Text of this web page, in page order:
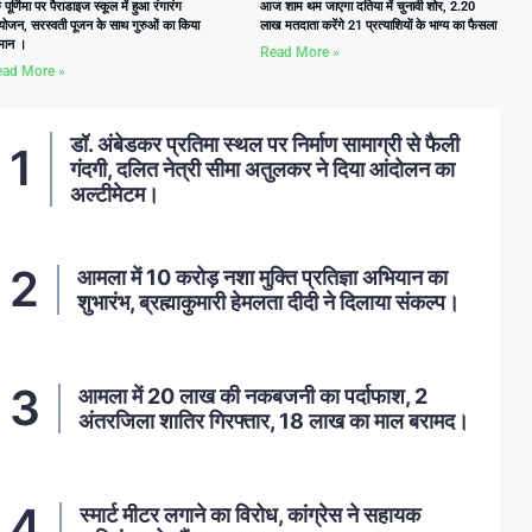
पर पैराडाइज स्कूल में हुआ रंगारंग
सरस्वती पूजन के साथ गुरुओं का किया
।
More »
आज शाम थम जाएगा दतिया में चुनावी शोर, 2.20
लाख मतदाता करेंगे 21 प्रत्याशियों के भाग्य का फैसला
Read More »
डॉ. अंबेडकर प्रतिमा स्थल पर निर्माण सामाग्री से फैली
गंदगी, दलित नेत्री सीमा अतुलकर ने दिया आंदोलन का
अल्टीमेटम।
आमला में 10 करोड़ नशा मुक्ति प्रतिज्ञा अभियान का
शुभारंभ, ब्रह्माकुमारी हेमलता दीदी ने दिलाया संकल्प।
आमला में 20 लाख की नकबजनी का पर्दाफाश, 2
अंतरजिला शातिर गिरफ्तार, 18 लाख का माल बरामद।
स्मार्ट मीटर लगाने का विरोध, कांग्रेस ने सहायक